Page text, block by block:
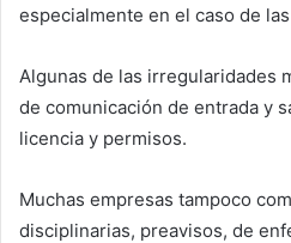
especialmente en el caso de
Algunas de las irregularidades
de comunicación de entrada y
licencia y permisos.
Muchas empresas tampoco
disciplinarias, preavisos, de